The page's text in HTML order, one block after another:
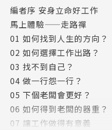
本書針對上班族的種種就業
是不是入錯行、該不該換
之地……，
精選聖嚴法師40則安身立
透過不同面向的安身禪，
找到工作立足點，建立人生
讓你安心就定位，
工作從此突飛猛進！
編者序 安身立命好工作
馬上體驗——走路禪
01 如何找到人生的方向？
02 如何選擇工作出路？
03 找不到自己？
04 做一行怨一行？
05 下個老闆會更好？
06 如何得到老闆的器重？
07 讓工作做得有意義